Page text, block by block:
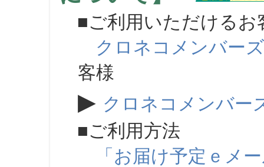
■ご利用いただけるお
クロネコメンバーズ
客様
▶ クロネコメンバー
■ご利用方法
「お届け予定ｅメ